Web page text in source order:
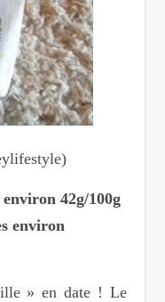
42g/100g
environ
» en date ! Le